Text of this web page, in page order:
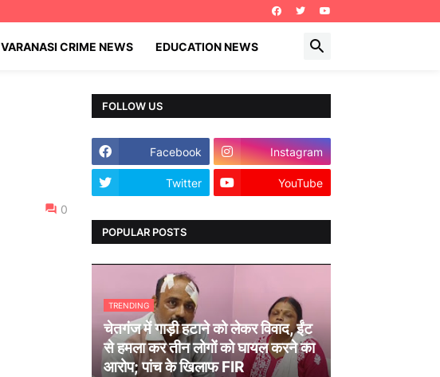
VARANASI CRIME NEWS EDUCATION NEWS
0
FOLLOW US
Facebook Instagram
Twitter YouTube
POPULAR POSTS
TRENDING
चेतगंज में गाड़ी हटाने को लेकर विवाद, ईंट
से हमला कर तीन लोगों को घायल करने का
आरोप; पांच के खिलाफ FIR